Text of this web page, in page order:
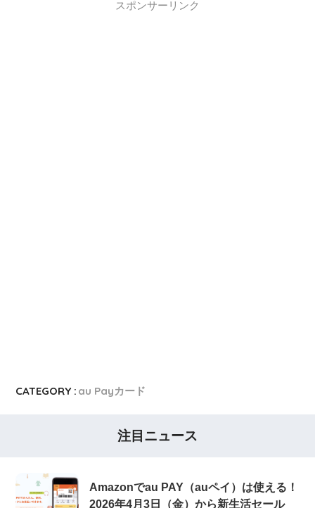
スポンサーリンク
CATEGORY : au Payカード
注目ニュース
Amazonでau PAY（auペイ）は使える！
2026年4月3日（金）から新生活セール